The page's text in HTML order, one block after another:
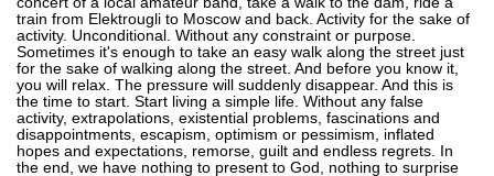
train from Elektrougli to Moscow and back. Activity for the sake of
activity. Unconditional. Without any constraint or purpose.
Sometimes it's enough to take an easy walk along the street just
for the sake of walking along the street. And before you know it,
you will relax. The pressure will suddenly disappear. And this is
the time to start. Start living a simple life. Without any false
activity, extrapolations, existential problems, fascinations and
disappointments, escapism, optimism or pessimism, inflated
hopes and expectations, remorse, guilt and endless regrets. In
the end, we have nothing to present to God, nothing to surprise